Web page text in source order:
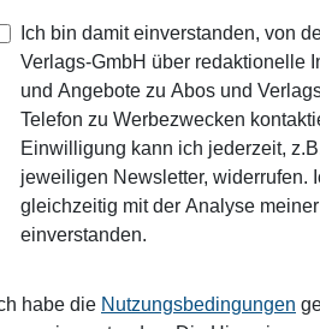
Ich bin damit einverstanden, von
Verlags-GmbH über redaktionelle
und Angebote zu Abos und
Telefon zu Werbezwecken
Einwilligung kann ich jederzeit,
jeweiligen Newsletter, widerrufen.
gleichzeitig mit der Analyse
einverstanden.
habe die Nutzungsbedingungen